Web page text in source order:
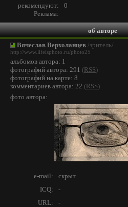
рекомендуют:
0
Реклама:
об авторе
Вячеслав Верхоланцев /зритель/
http://www.lifeisphoto.ru/photo25
альбомов автора: 1
фотографий автора: 291 (RSS)
фотографий на карте: 8
комментариев автора: 22 (RSS)
фото автора:
e-mail:
скрыт
ICQ:
-
URL:
-